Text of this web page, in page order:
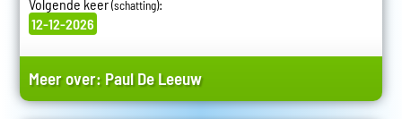
Volgende keer(schatting):
12-12-2026
Meer over: Paul De Leeuw